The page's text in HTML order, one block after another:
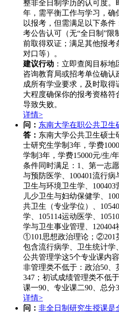
整非全日制学历的认可度。
年，需平衡工作与学习，确
以报考，但需满足以下条
考公告认可（无“全日制”限
前取得双证；满足其他报考
对口等）。
建议行动 ：立即查阅目标
咨询教育局或招考单位确
成所有学业要求，及时取
大程度确保你的报考资格
导致失败。
详情>
问： 东南大学在职公共卫生
答： 东南大学公共卫生硕士
士研究生学制3年，学费
学制3年，学费15000元/生/
条件同时满足：1、第一志
与预防医学、100401流行病
卫生与环境卫生学、
儿少卫生与妇幼保健学、
共卫生（专业学位）、
学、105114运动医学、
学与卫生事业管理、120404
①101思想政治理论；②201
包含流行病学、卫生统计学
公共管理学这5个专业课内
非管理类不低于：政治50、
347；初试成绩管理类不低
课一90、专业课二90、总分
详情>
问： 非全日制研究生授课是